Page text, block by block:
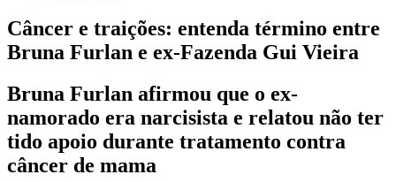
Câncer e traições: entenda término entre
Bruna Furlan e ex-Fazenda Gui Vieira
Bruna Furlan afirmou que o ex-
namorado era narcisista e relatou não ter
tido apoio durante tratamento contra
câncer de mama